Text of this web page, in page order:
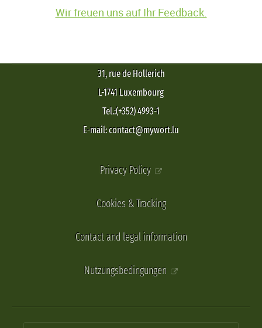
Wir freuen uns auf Ihr Feedback.
31, rue de Hollerich
L-1741 Luxembourg
Tel.:(+352) 4993-1
E-mail: contact@mywort.lu
Privacy Policy
Cookies & Tracking
Contact and legal information
Nutzungsbedingungen